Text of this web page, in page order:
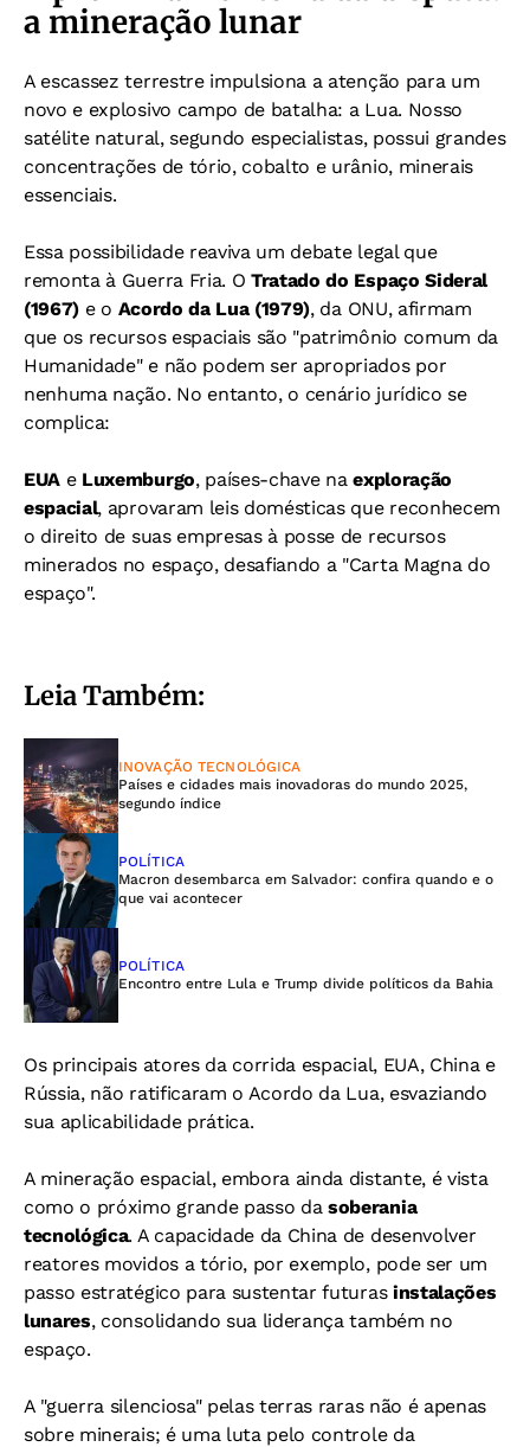
a mineração lunar
A escassez terrestre impulsiona a atenção para um
novo e explosivo campo de batalha: a Lua. Nosso
satélite natural, segundo especialistas, possui grandes
concentrações de tório, cobalto e urânio, minerais
essenciais.
Essa possibilidade reaviva um debate legal que
remonta à Guerra Fria. O Tratado do Espaço Sideral
(1967) e o Acordo da Lua (1979), da ONU, afirmam
que os recursos espaciais são "patrimônio comum da
Humanidade" e não podem ser apropriados por
nenhuma nação. No entanto, o cenário jurídico se
complica:
EUA e Luxemburgo, países-chave naexploração
espacial, aprovaram leis domésticas que reconhecem
o direito de suas empresas à posse de recursos
minerados no espaço, desafiando a "Carta Magna do
espaço".
Leia Também:
INOVAÇÃO TECNOLÓGICA
Países e cidades mais inovadoras do mundo 2025,
segundo índice
POLÍTICA
Macron desembarca em Salvador: confira quando e o
que vai acontecer
POLÍTICA
Encontro entre Lula e Trump divide políticos da Bahia
Os principais atores da corrida espacial, EUA, China e
Rússia, não ratificaram o Acordo da Lua, esvaziando
sua aplicabilidade prática.
A mineração espacial, embora ainda distante, é vista
como o próximo grande passo dasoberania
tecnológica. A capacidade da China de desenvolver
reatores movidos a tório, por exemplo, pode ser um
passo estratégico para sustentar futuras instalações
lunares, consolidando sua liderança também no
espaço.
A "guerra silenciosa" pelas terras raras não é apenas
sobre minerais; é uma luta pelo controle da